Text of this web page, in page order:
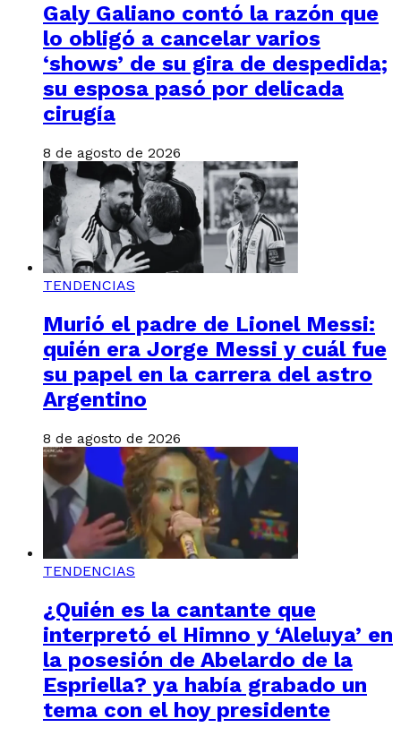
Galy Galiano contó la razón que
lo obligó a cancelar varios
‘shows’ de su gira de despedida;
su esposa pasó por delicada
cirugía
8 de agosto de 2026
TENDENCIAS
Murió el padre de Lionel Messi:
quién era Jorge Messi y cuál fue
su papel en la carrera del astro
Argentino
8 de agosto de 2026
TENDENCIAS
¿Quién es la cantante que
interpretó el Himno y ‘Aleluya’ en
la posesión de Abelardo de la
Espriella? ya había grabado un
tema con el hoy presidente